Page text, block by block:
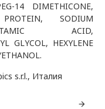
14 DIMETHICONE,
SODIUM
ACID,
GLYCOL, HEXYLENE
s.r.l., Италия